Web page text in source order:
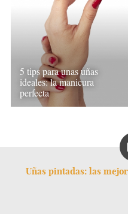
5 tips para unas uñas
ideales: la manicura
perfecta
Uñas pintadas: las